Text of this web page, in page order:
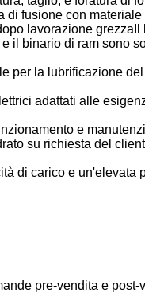
di fusione con materiale
lavorazione grezzaIl
il binario di ram sono
per la lubrificazione
adattati alle
e
su richiesta del
di carico e un'elevata
pre-vendita e post-